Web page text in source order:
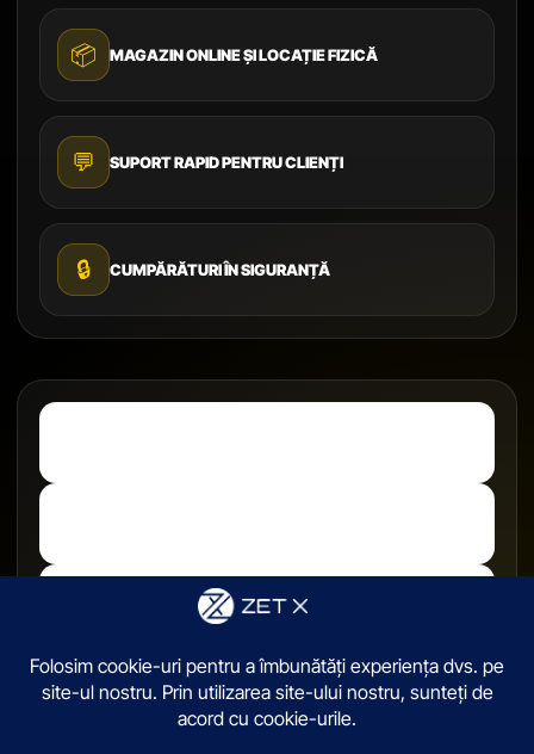
📦 MAGAZIN ONLINE ȘI LOCAȚIE FIZICĂ
💬 SUPORT RAPID PENTRU CLIENȚI
🔒 CUMPĂRĂTURI ÎN SIGURANȚĂ